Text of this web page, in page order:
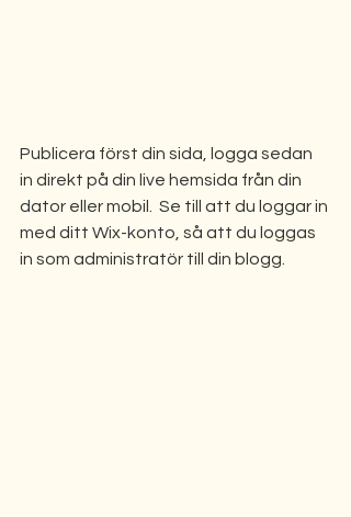
Publicera först din sida, logga sedan
in direkt på din live hemsida från din
dator eller mobil.  Se till att du loggar in
med ditt Wix-konto, så att du loggas
in som administratör till din blogg.